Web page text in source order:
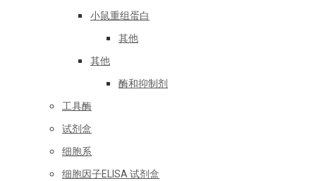
小鼠重组蛋白
其他
其他
酶和抑制剂
工具酶
试剂盒
细胞系
细胞因子ELISA 试剂盒